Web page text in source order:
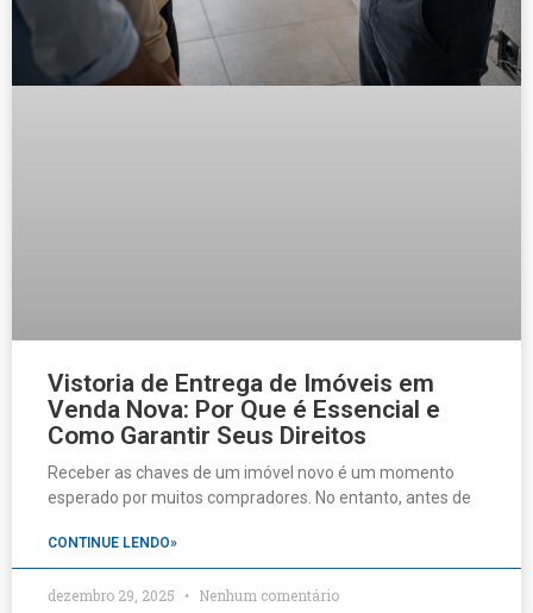
Vistoria de Entrega de Imóveis em
Venda Nova: Por Que é Essencial e
Como Garantir Seus Direitos
Receber as chaves de um imóvel novo é um momento
esperado por muitos compradores. No entanto, antes de
CONTINUE LENDO»
dezembro 29, 2025 Nenhum comentário